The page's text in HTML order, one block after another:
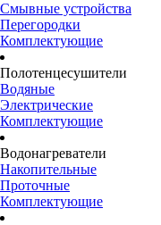
Смывные устройства
Перегородки
Комплектующие
Полотенцесушители
Водяные
Электрические
Комплектующие
Водонагреватели
Накопительные
Проточные
Комплектующие